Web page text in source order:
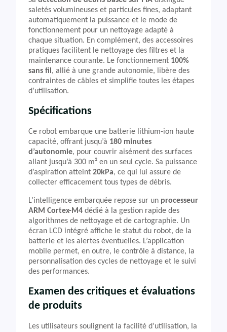
saletés volumineuses et particules fines, adaptant
automatiquement la puissance et le mode de
fonctionnement pour un nettoyage adapté à
chaque situation. En complément, des accessoires
pratiques facilitent le nettoyage des filtres et la
maintenance courante. Le fonctionnement 100%
sans fil , allié à une grande autonomie, libère des
contraintes de câbles et simplifie toutes les étapes
d’utilisation.
Spécifications
Ce robot embarque une batterie lithium-ion haute
capacité, offrant jusqu’à 180 minutes
d’autonomie, pour couvrir aisément des surfaces
allant jusqu’à 300 m² en un seul cycle. Sa puissance
d’aspiration atteint 20kPa, ce qui lui assure de
collecter efficacement tous types de débris.
L’intelligence embarquée repose sur un processeur
ARM Cortex-M4 dédié à la gestion rapide des
algorithmes de nettoyage et de cartographie. Un
écran LCD intégré affiche le statut du robot, de la
batterie et les alertes éventuelles. L’application
mobile permet, en outre, le contrôle à distance, la
personnalisation des cycles de nettoyage et le suivi
des performances.
Examen des critiques et évaluations
de produits
Les utilisateurs soulignent la facilité d’utilisation, la